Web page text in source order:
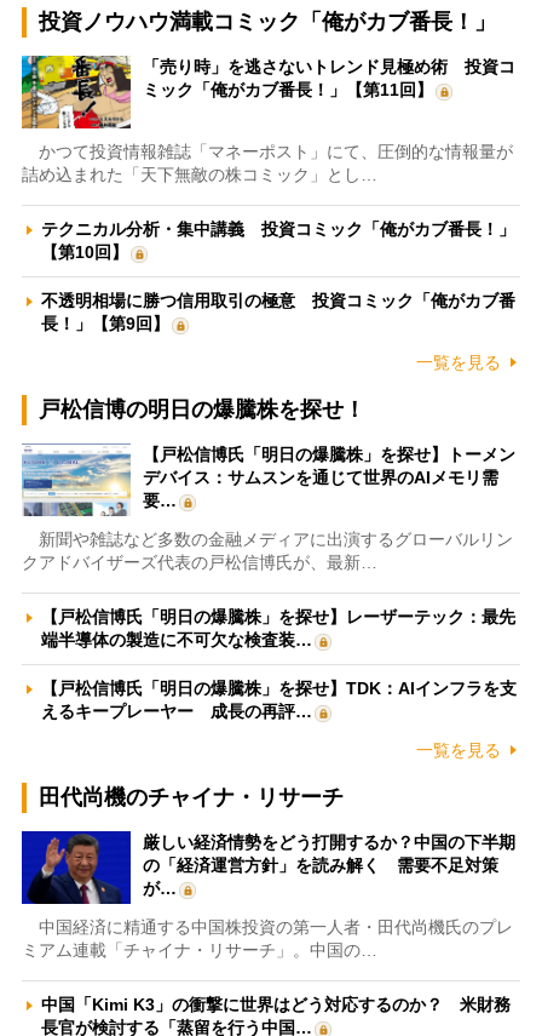
投資ノウハウ満載コミック「俺がカブ番長！」
「売り時」を逃さないトレンド見極め術 投資コ
ミック「俺がカブ番長！」【第11回】
かつて投資情報雑誌「マネーポスト」にて、圧倒的な情報量が
詰め込まれた「天下無敵の株コミック」とし…
テクニカル分析・集中講義 投資コミック「俺がカブ番長！」
【第10回】
不透明相場に勝つ信用取引の極意 投資コミック「俺がカブ番
長！」【第9回】
一覧を見る
戸松信博の明日の爆騰株を探せ！
【戸松信博氏「明日の爆騰株」を探せ】トーメン
デバイス：サムスンを通じて世界のAIメモリ需
要…
新聞や雑誌など多数の金融メディアに出演するグローバルリン
クアドバイザーズ代表の戸松信博氏が、最新…
【戸松信博氏「明日の爆騰株」を探せ】レーザーテック：最先
端半導体の製造に不可欠な検査装…
【戸松信博氏「明日の爆騰株」を探せ】TDK：AIインフラを支
えるキープレーヤー 成長の再評…
一覧を見る
田代尚機のチャイナ・リサーチ
厳しい経済情勢をどう打開するか？中国の下半期
の「経済運営方針」を読み解く 需要不足対策
が…
中国経済に精通する中国株投資の第一人者・田代尚機氏のプレ
ミアム連載「チャイナ・リサーチ」。中国の…
中国「Kimi K3」の衝撃に世界はどう対応するのか？ 米財務
長官が検討する「蒸留を行う中国…